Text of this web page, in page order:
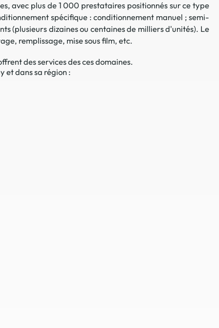
en matière d'achats inclusifs
avec plus de 1 000 prestataires positionnés sur ce type
spécifique : conditionnement manuel ; semi-
(plusieurs dizaines ou centaines de milliers d'unités). Le
remplissage, mise sous film, etc.
des services des ces domaines.
et dans sa région :